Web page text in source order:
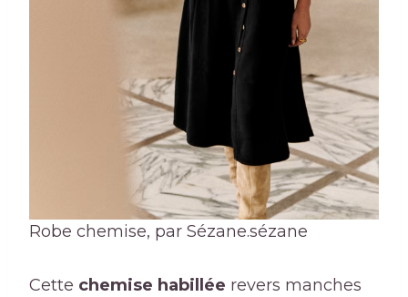
Robe chemise, par Sézane.sézane
Cette chemise habillée revers manches